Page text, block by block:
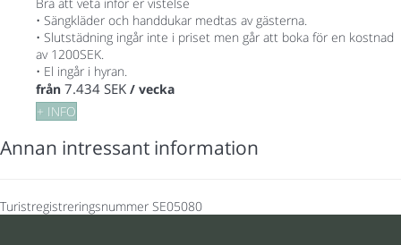
• Sängkläder och handdukar medtas av gästerna.
• Slutstädning ingår inte i priset men går att boka för en kostnad
av 1200SEK.
• El ingår i hyran.
från 7.434 SEK / vecka
+ INFO
Annan intressant information
Turistregistreringsnummer SE05080